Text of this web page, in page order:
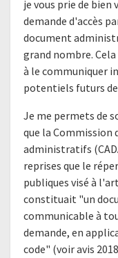
je vous prie de
demande d'accès
document
grand nombre.
à le communiquer
potentiels futurs
Je me permets de
que la Commission
administratifs
reprises que le
publiques visé à
constituait "un
communicable à
demande, en
code" (voir avis